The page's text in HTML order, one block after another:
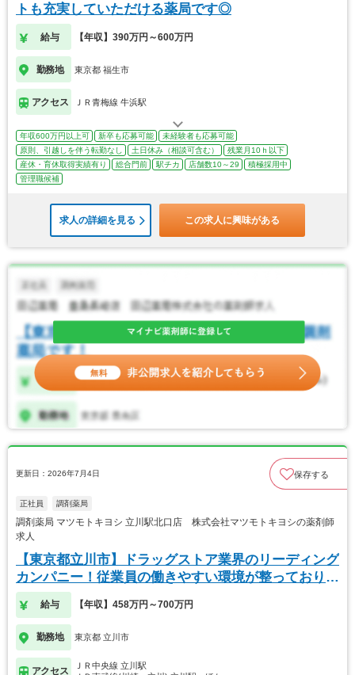
トも充実していただける薬局です◎
給与 【年収】390万円～600万円
勤務地 東京都 福生市
アクセス ＪＲ青梅線 牛浜駅
年収600万円以上可 新卒も応募可能
未経験者も応募可能
原則、引越しを伴う転勤なし
土日休み（相談可含む）
残業月10ｈ以下
産休・育休取得実績有り
総合門前 駅チカ 店舗数10～29
積極採用中
管理職候補
求人の詳細を見る この求人に興味がある
更新日：2026年7月4日 保存する
正社員 調剤薬局
調剤薬局 マツモトキヨシ 立川駅北口店 株式会社マツモトキヨシの薬剤師
求人
【東京都立川市】ドラッグストア業界のリーディング
カンパニー！従業員の働きやすい環境が整っておりま
す！
給与 【年収】458万円～700万円
勤務地 東京都 立川市
アクセス
ＪＲ中央線 立川駅